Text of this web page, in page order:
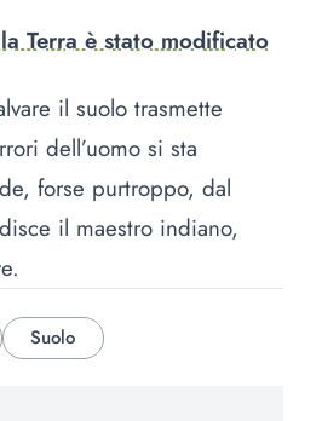
Terra è stato modificato
il suolo trasmette
dell’uomo si sta
forse purtroppo, dal
il maestro indiano,
Suolo